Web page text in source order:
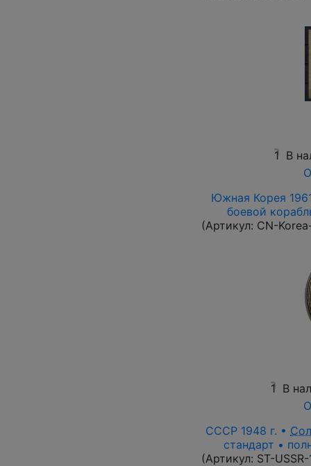
1 В
Южная Корея
боевой
(Артикул: CN-
1 В
СССР 1948 г. •
стандарт •
(Артикул: ST-